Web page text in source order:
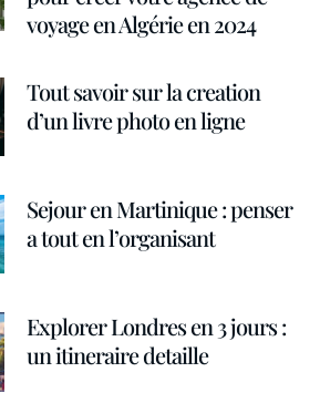
voyage en Algérie en 2024
Tout savoir sur la creation
d’un livre photo en ligne
Sejour en Martinique : penser
a tout en l’organisant
Explorer Londres en 3 jours :
un itineraire detaille